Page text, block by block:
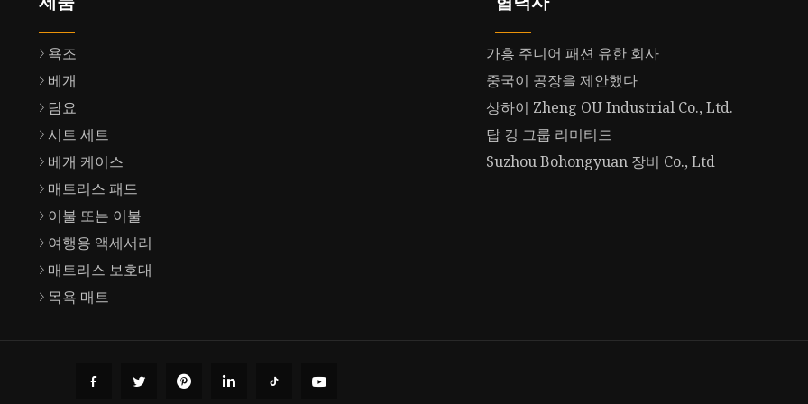
욕조
베개
담요
시트 세트
베개 케이스
매트리스 패드
이불 또는 이불
여행용 액세서리
매트리스 보호대
목욕 매트
가흥 주니어 패션 유한 회사
중국이 공장을 제안했다
상하이 Zheng OU Industrial Co., Ltd.
탑 킹 그룹 리미티드
Suzhou Bohongyuan 장비 Co., Ltd